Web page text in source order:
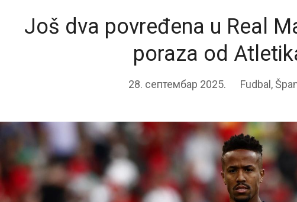
Još dva povređena u Real
poraza od
28. септембар 2025. Fudbal ,